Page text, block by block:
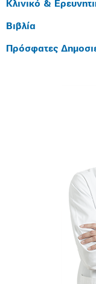
Κλινικό &
Βιβλία
Πρόσφατες